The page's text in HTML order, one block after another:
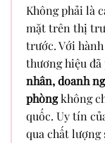
Không phải là
mặt trên thị
trước. Với
thương hiệu đã
nhân, doanh
phòngkhông
quốc. Uy tín
qua chất lượng